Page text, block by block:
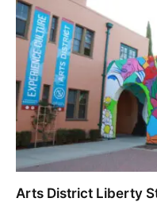
Arts District Liberty